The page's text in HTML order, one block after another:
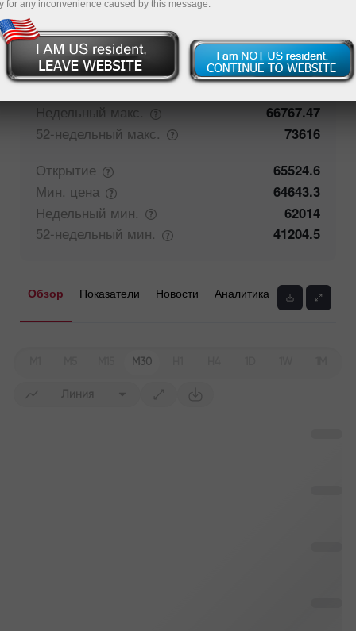
Мнение трейдеров
Закрытие
65512.1
Недельный макс.
66767.47
52-недельный макс.
73616
Открытие
65524.6
Мин. цена
64643.3
Недельный мин.
62014
52-недельный мин. 41204.5
Обзор Показатели Новости Аналитика
M30
Линия
for any inconvenience caused by this message.